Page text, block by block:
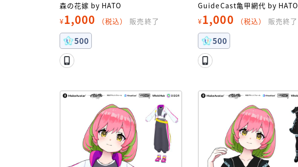
森の花嫁 by HATO
¥1,000 （税込） 販売終了
500
GuideCast亀甲網代 by HATO
¥1,000 （税込） 販売終了
500